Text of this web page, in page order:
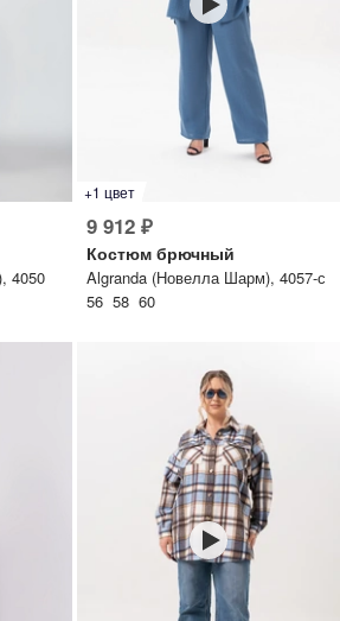
4050
+1 цвет
9 912 ₽
Костюм брючный
Algranda (Новелла Шарм), 4057-с
56 58 60
вы даёте согласие на обработку файлов cookie в
файлов cookie.